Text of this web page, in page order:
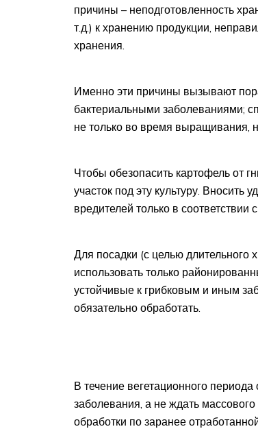
причины – неподготовленность
т.д.) к хранению продукции,
хранения.
Именно эти причины вызывают
бактериальными заболеваниями;
не только во время выращивания,
Чтобы обезопасить картофель от
участок под эту культуру. Вносить
вредителей только в соответствии
Для посадки (с целью
использовать только
устойчивые к грибковым и иным
обязательно обработать.
В течение вегетационного
заболевания, а не ждать
обработки по заранее